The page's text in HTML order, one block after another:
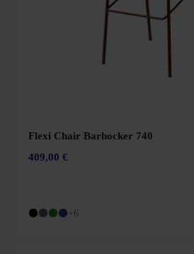
Flexi Chair Barhocker 740
409,00 €
+6